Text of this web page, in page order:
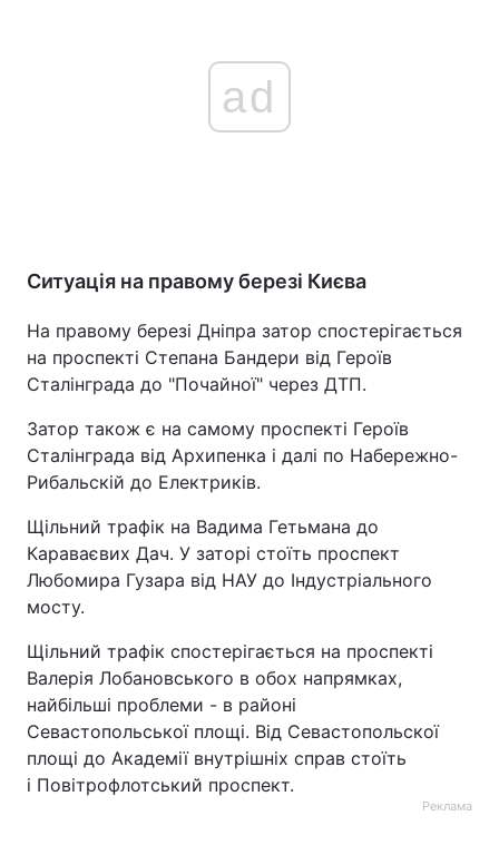
ad
Ситуація на правому березі Києва
На правому березі Дніпра затор спостерігається
на проспекті Степана Бандери від Героїв
Сталінграда до "Почайної" через ДТП.
Затор також є на самому проспекті Героїв
Сталінграда від Архипенка і далі по Набережно-
Рибальскій до Електриків.
Щільний трафік на Вадима Гетьмана до
Караваєвих Дач. У заторі стоїть проспект
Любомира Гузара від НАУ до Індустріального
мосту.
Щільний трафік спостерігається на проспекті
Валерія Лобановського в обох напрямках,
найбільші проблеми - в районі
Севастопольської площі. Від Севастопольскої
площі до Академії внутрішніх справ стоїть
і Повітрофлотський проспект.
Реклама